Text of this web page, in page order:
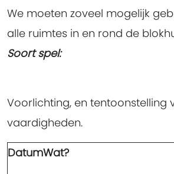
We moeten zoveel mogelijk
alle ruimtes in en rond de
Soort spel:
Voorlichting, en tentoonstelling
vaardigheden.
DatumWat?